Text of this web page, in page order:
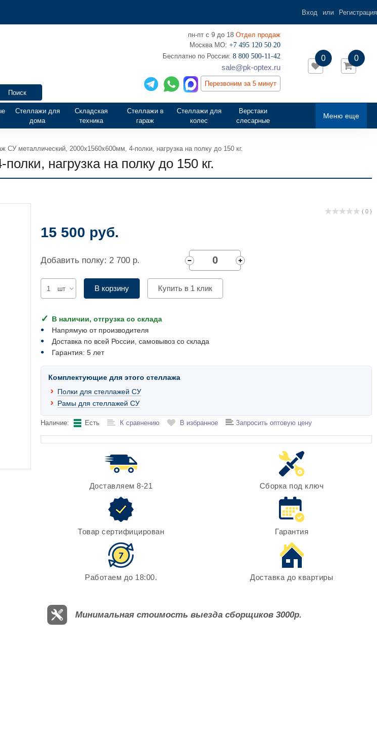
Вход или Регистрация
пн-пт с 9 до 18 Отдел продаж
Москва МО: +7 495 120 50 20
‎Бесплатно по России: 8 800 500-11-42
sale@pk-optex.ru
Перезвоним за 5 минут
0
0
Меню еще
Стеллажи для
дома
Складская
техника
Стеллажи в
гараж
Стеллажи для
колес
Верстаки
слесарные
СУ металлический, 2000х1560х600мм, 4-полки, нагрузка на полку до 150 кг.
нагрузка на полку до 150 кг.
( 0 )
15 500 руб.
Добавить полку: 2 700 р.
шт В корзину Купить в 1 клик
В наличии, отгрузка со склада
Напрямую от производителя
Доставка по всей России, самовывоз со склада
Гарантия: 5 лет
Комплектующие для этого стеллажа
Полки для стеллажей СУ
Рамы для стеллажей СУ
Наличие: Есть К сравнению В избранное Запросить оптовую цену
Доставляем 8-21 Сборка под ключ
Товар сертифицирован Гарантия
Работаем до 18:00. Доставка до квартиры
Минимальная стоимость выезда сборщиков 3000р.